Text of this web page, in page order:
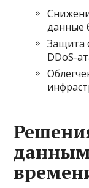
данные
Защита
DDoS-